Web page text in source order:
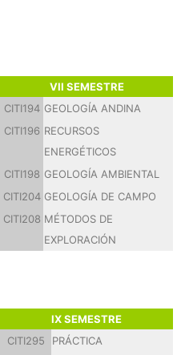
VII SEMESTRE
CITI194 GEOLOGÍA ANDINA
CITI196 RECURSOS
ENERGÉTICOS
CITI198 GEOLOGÍA AMBIENTAL
CITI204 GEOLOGÍA DE CAMPO
CITI208 MÉTODOS DE
EXPLORACIÓN
IX SEMESTRE
CITI295
PRÁCTICA